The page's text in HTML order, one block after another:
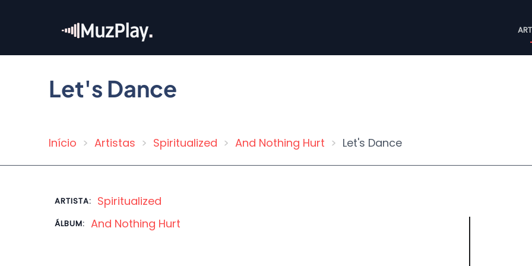
conteúdo
Let's Dance
Trilha
navegação
Início Artistas Spiritualized And Nothing Hurt Let's Dance
ARTISTA: Spiritualized
ÁLBUM: And Nothing Hurt